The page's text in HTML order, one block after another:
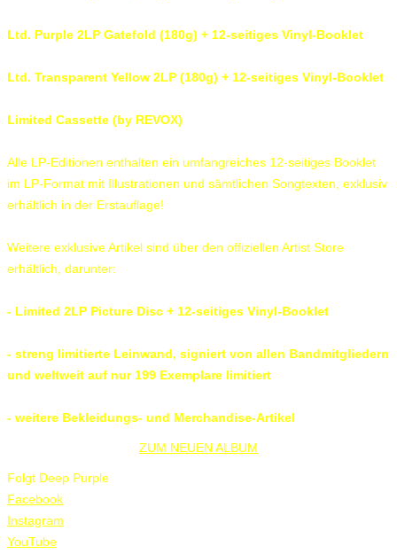
Ltd. Purple 2LP Gatefold (180g) + 12-seitiges Vinyl-Booklet
Ltd. Transparent Yellow 2LP (180g) + 12-seitiges Vinyl-Booklet
Limited Cassette (by REVOX)
Alle LP-Editionen enthalten ein umfangreiches 12-seitiges Booklet
im LP-Format mit Illustrationen und sämtlichen Songtexten, exklusiv
erhältlich in der Erstauflage!
Weitere exklusive Artikel sind über den offiziellen Artist Store
erhältlich, darunter:
- Limited 2LP Picture Disc + 12-seitiges Vinyl-Booklet
- streng limitierte Leinwand, signiert von allen Bandmitgliedern
und weltweit auf nur 199 Exemplare limitiert
- weitere Bekleidungs- und Merchandise-Artikel
ZUM NEUEN ALBUM
Folgt Deep Purple
Facebook
Instagram
YouTube